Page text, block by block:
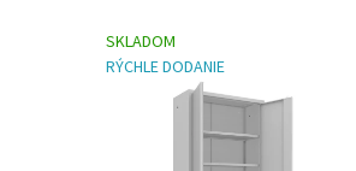
SKLADOM
RÝCHLE DODANIE